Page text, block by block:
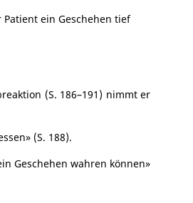
ein Geschehen tief
(S. 186–191) nimmt er
(S. 188).
Geschehen wahren können»